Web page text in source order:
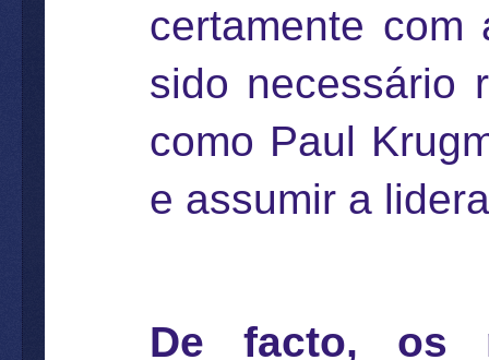
certamente com
sido necessário
como Paul
e assumir a
De facto, os